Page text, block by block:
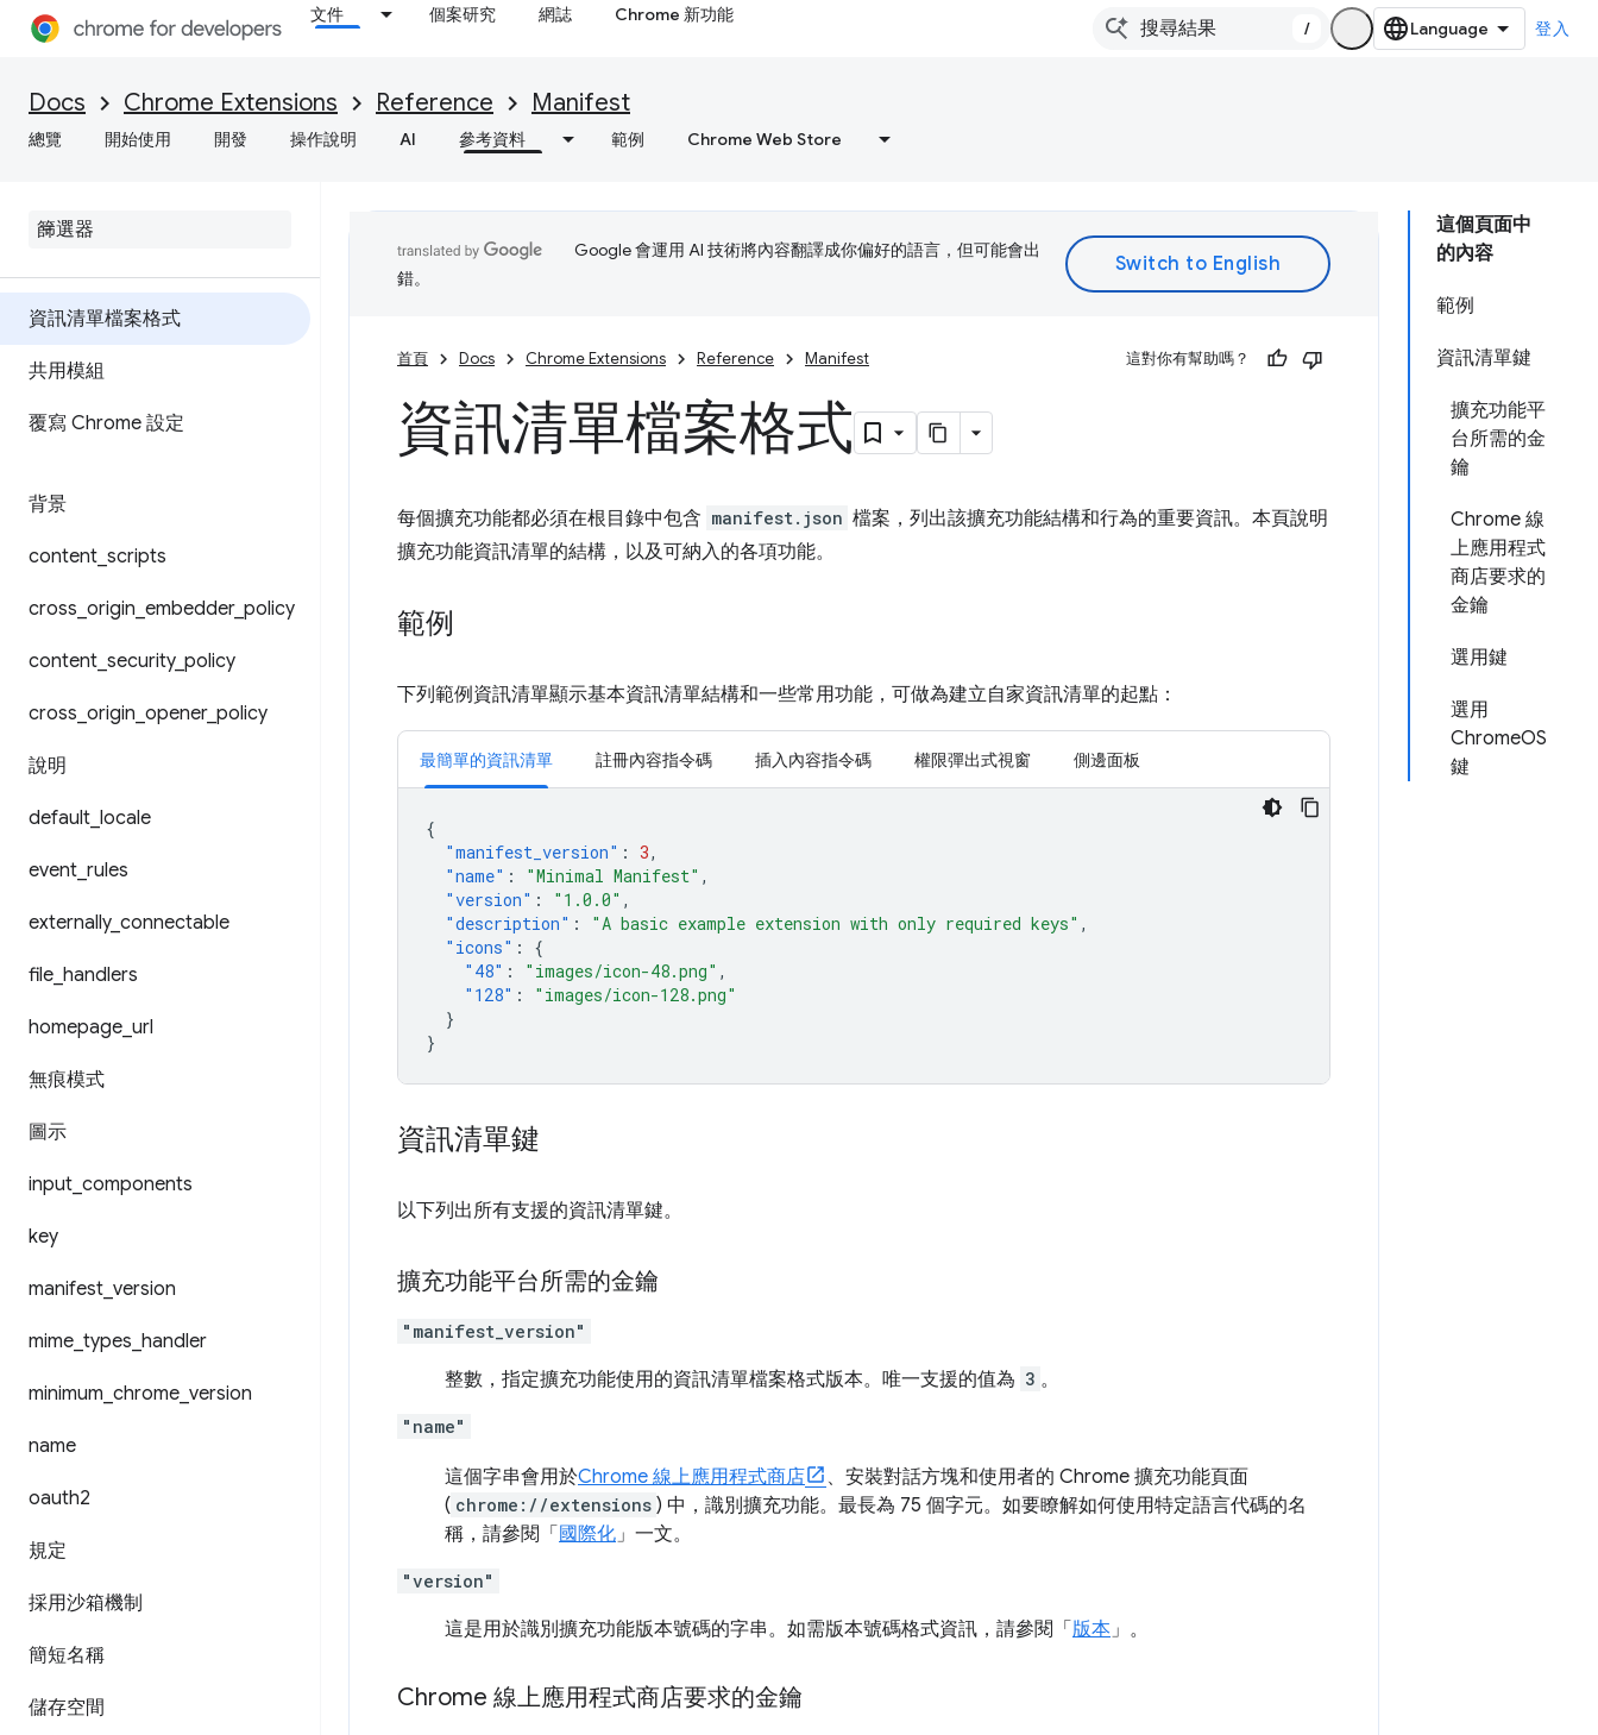
文件 個案研究 網誌 Chrome 新功能
/ 登入
Docs Chrome Extensions Reference Manifest
總覽 開始使用 開發 操作說明 AI 參考資料 範例 Chrome Web Store
資訊清單檔案格式
共用模組
覆寫 Chrome 設定
背景
content scripts
cross origin embedder_ policy
content security_ policy
cross origin opener_ policy
說明
default locale
event rules
externally_ connectable
file handlers
homepage url
無痕模式
圖示
input components
key
manifest version
mime types handler
minimum chrome version
name
oauth2
規定
採用沙箱機制
簡短名稱
儲存空間
這個頁面中
的內容
範例
資訊清單鍵
擴充功能平
台所需的金
鑰
Chrome 線
上應用程式
商店要求的
金鑰
選用鍵
選用
ChromeOS
鍵
Google 會運用 AI 技術將內容翻譯成你偏好的語言，但可能會出
錯。
首頁 Docs Chrome Extensions Reference Manifest 這對你有幫助嗎？
資訊清單檔案格式
每個擴充功能都必須在根目錄中包含 manifest.json 檔案，列出該擴充功能結構和行為的重要資訊。本頁說明
擴充功能資訊清單的結構，以及可納入的各項功能。
範例
下列範例資訊清單顯示基本資訊清單結構和一些常用功能，可做為建立自家資訊清單的起點：
最簡單的資訊清單 註冊內容指令碼 插入內容指令碼 權限彈出式視窗 側邊面板
{
"manifest_version" : 3,
"name" : "Minimal Manifest" ,
"version" : "1.0.0" ,
"description" : "A basic example extension with only required keys" ,
"icons" :
{
"48" : "images/icon-48.png" ,
"128" :
"images/icon-128.png"
}
}
資訊清單鍵
以下列出所有支援的資訊清單鍵。
擴充功能平台所需的金鑰
"manifest_version"
整數，指定擴充功能使用的資訊清單檔案格式版本。唯一支援的值為 3 。
"name"
這個字串會用於Chrome 線上應用程式商店
、安裝對話方塊和使用者的 Chrome 擴充功能頁面
( chrome://extensions ) 中，識別擴充功能。最長為 75 個字元。如要瞭解如何使用特定語言代碼的名
稱，請參閱「 國際化」一文。
"version"
這是用於識別擴充功能版本號碼的字串。如需版本號碼格式資訊，請參閱「 版本」。
Chrome 線上應用程式商店要求的金鑰